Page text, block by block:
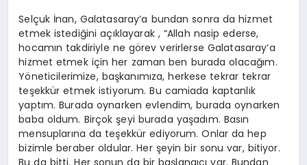
Selçuk İnan, Galatasaray’a bundan sonra da hizmet
etmek istediğini açıklayarak , “Allah nasip ederse,
hocamın takdiriyle ne görev verirlerse Galatasaray’a
hizmet etmek için her zaman ben burada olacağım.
Yöneticilerimize, başkanımıza, herkese tekrar tekrar
teşekkür etmek istiyorum. Bu camiada kaptanlık
yaptım. Burada oynarken evlendim, burada oynarken
baba oldum. Birçok şeyi burada yaşadım. Basın
mensuplarına da teşekkür ediyorum. Onlar da hep
bizimle beraber oldular. Her şeyin bir sonu var, bitiyor.
Bu da bitti. Her sonun da bir başlangıcı var. Bundan